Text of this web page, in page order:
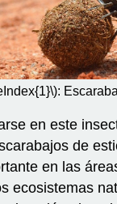
:
en este
de
en las
ecosistemas